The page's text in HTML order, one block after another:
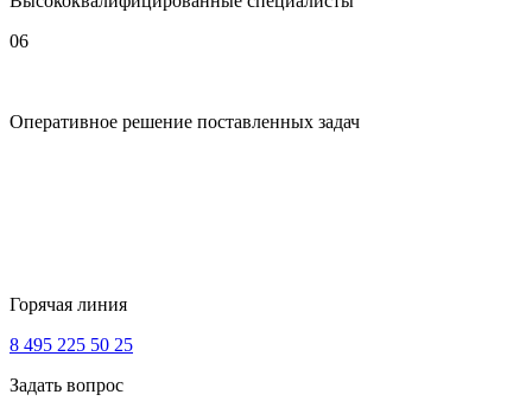
06
Оперативное решение поставленных задач
Горячая линия
8 495 225 50 25
Задать вопрос